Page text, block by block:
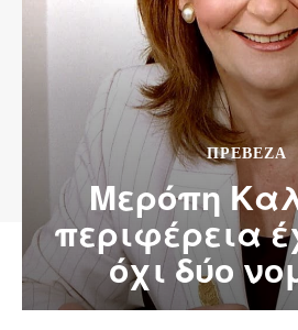
ΠΡΕΒΕΖΑ
Μερόπη
περιφέρεια
όχι δύο